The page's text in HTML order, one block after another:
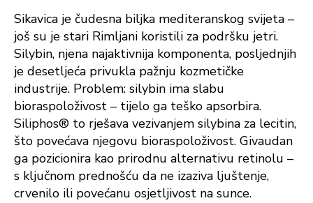
Sikavica je čudesna biljka mediteranskog svijeta –
još su je stari Rimljani koristili za podršku jetri.
Silybin, njena najaktivnija komponenta, posljednjih
je desetljeća privukla pažnju kozmetičke
industrije. Problem: silybin ima slabu
bioraspoloživost – tijelo ga teško apsorbira.
Siliphos® to rješava vezivanjem silybina za lecitin,
što povećava njegovu bioraspoloživost. Givaudan
ga pozicionira kao prirodnu alternativu retinolu –
s ključnom prednošću da ne izaziva ljuštenje,
crvenilo ili povećanu osjetljivost na sunce.